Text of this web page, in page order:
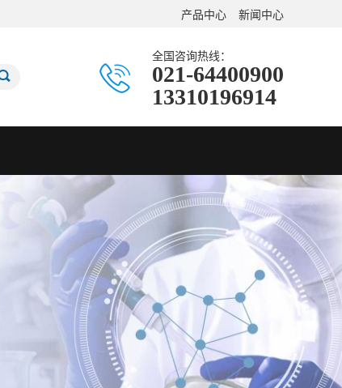
产品中心 新闻中心
全国咨询热线：
021-64400900
13310196914